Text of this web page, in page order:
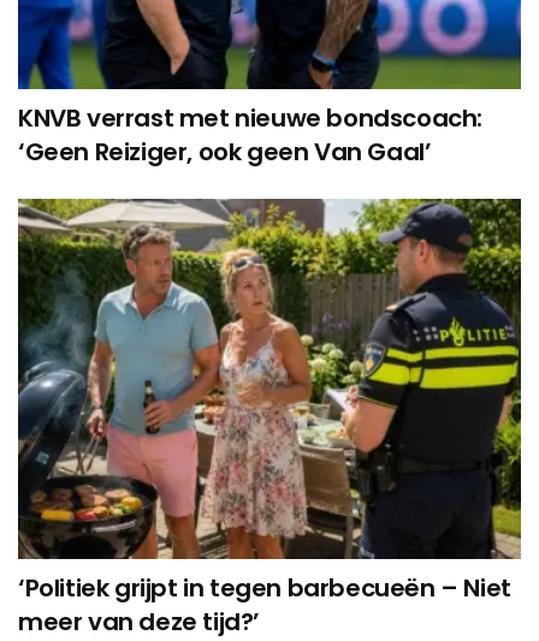
KNVB verrast met nieuwe bondscoach:
‘Geen Reiziger, ook geen Van Gaal’
‘Politiek grijpt in tegen barbecueën – Niet
meer van deze tijd?’